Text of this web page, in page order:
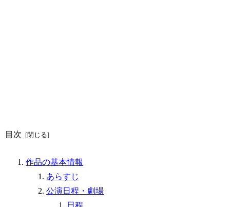
目次
作品の基本情報
あらすじ
公演日程・劇場
日程